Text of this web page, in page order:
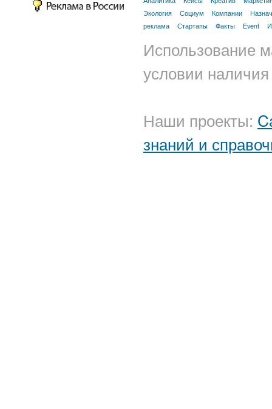
Экология
Социум Компании
реклама
Стартапы Факты Event
Использование
условии
Наши проекты:
знаний и